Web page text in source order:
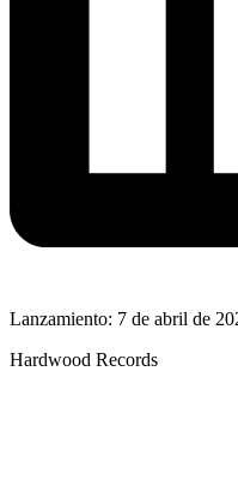
Lanzamiento: 7 de abril de
Hardwood Records